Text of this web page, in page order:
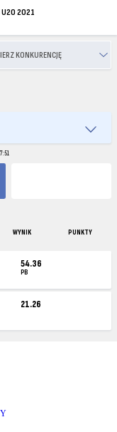
U20 2021
WYNIK PUNKTY
54.36
PB
21.26